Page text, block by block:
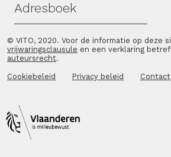
Adresboek
© VITO, 2020. Voor de informatie op deze
vrijwaringsclausule en een verklaring
auteursrecht.
Cookiebeleid Privacy beleid Contact